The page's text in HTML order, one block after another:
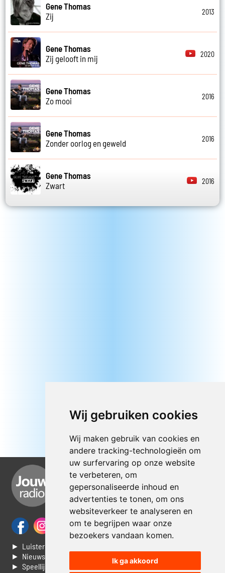
Wij gebruiken cookies
Wij maken gebruik van cookies en
andere tracking-technologieën om
uw surfervaring op onze website
te verbeteren, om
gepersonaliseerde inhoud en
advertenties te tonen, om ons
websiteverkeer te analyseren en
om te begrijpen waar onze
bezoekers vandaan komen.
Ik ga akkoord
Gene Thomas
Zij
2013
Gene Thomas
Zij gelooft in mij
2020
Gene Thomas
Zo mooi
2016
Gene Thomas
Zonder oorlog en geweld
2016
Gene Thomas
Zwart
2016
► Luisteren naar Jouwradio
► Nieuws
► Speellijst